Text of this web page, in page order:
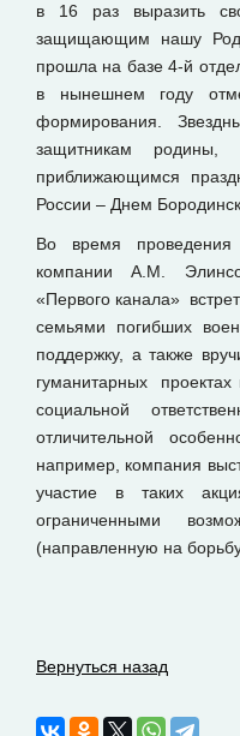
в 16 раз выразить
защищающим нашу
прошла на базе 4-й
в нынешнем году
формирования.
защитникам
приближающимся
России – Днем
Во время проведения
компании А.М.
«Первого канала»
семьями погибших
поддержку, а также
гуманитарных
социальной
отличительной
например, компания
участие в таких
ограниченными
(направленную на
Вернуться назад